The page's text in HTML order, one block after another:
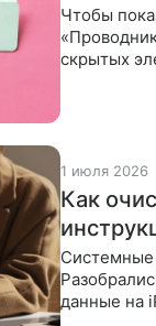
Чтобы
скрытых
1 июля 2026
Как
Системные
данные на